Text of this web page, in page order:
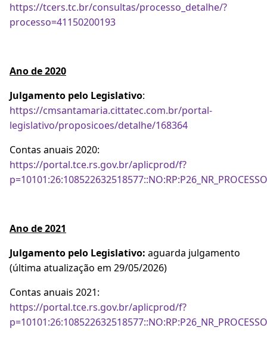
https://tcers.tc.br/consultas/processo_detalhe/?
processo=41150200193
Ano de 2020
Julgamento pelo Legislativo:
https://cmsantamaria.cittatec.com.br/portal-
legislativo/proposicoes/detalhe/168364
Contas anuais 2020:
https://portal.tce.rs.gov.br/aplicprod/f?
Ano de 2021
Julgamento pelo Legislativo: aguarda julgamento
(última atualização em 29/05/2026)
Contas anuais 2021:
https://portal.tce.rs.gov.br/aplicprod/f?